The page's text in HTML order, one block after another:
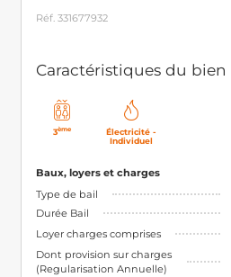
Réf. 331677932
Caractéristiques du bien
3ème
Électricité -
Individuel
Baux, loyers et charges
Type de bail
Durée Bail
Loyer charges comprises
Dont provision sur charges
(Regularisation Annuelle)